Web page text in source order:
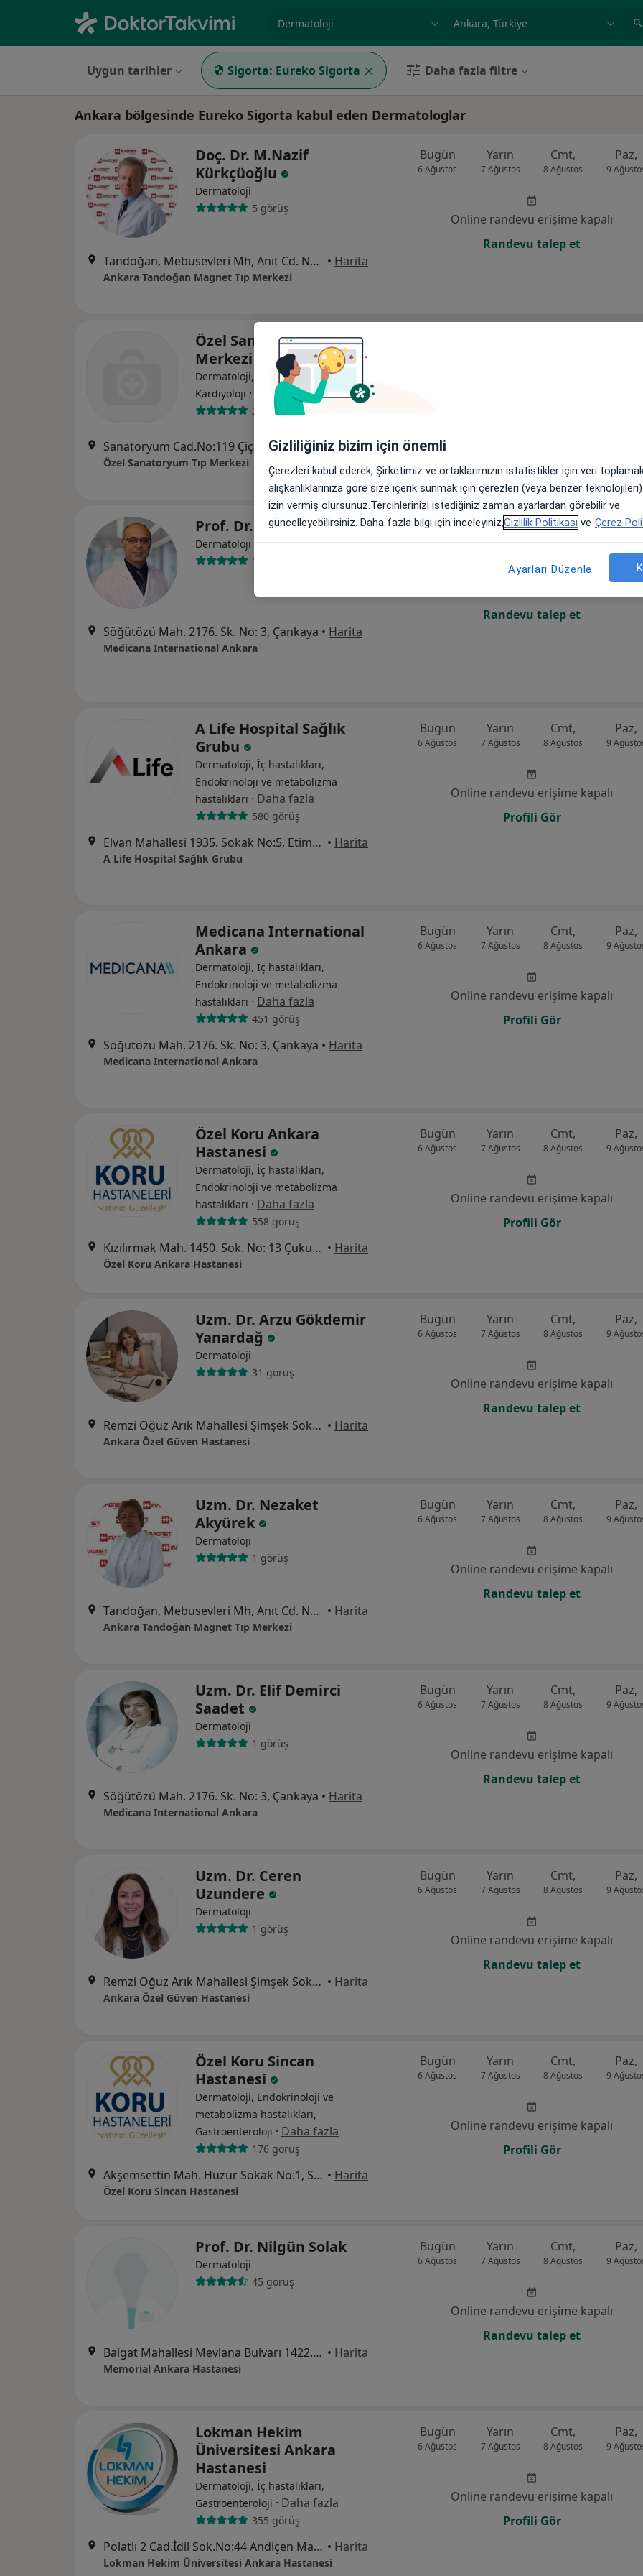
Uygun tarihler Sigorta: Eureko Sigorta Daha fazla filtre
Ankara bölgesinde Eureko Sigorta kabul eden Dermatologlar
Doç. Dr. M.Nazif
Kürkçüoğlu
Dermatoloji
5 görüş
Tandoğan, Mebusevleri Mh, Anıt Cd. No:12 Çankaya, Ankara • Harita
Ankara Tandoğan Magnet Tıp Merkezi
Bugün
6 Ağustos
Yarın
7 Ağustos
Cmt,
8 Ağustos
Paz,
9
Online randevu erişime kapalı
Randevu talep et
Özel Sanatoryum Tıp
Merkezi
Dermatoloji, İç hastalıkları,
Kardiyoloji · Daha fazla
2 görüş
Sanatoryum Cad.No:119 Çiçeçekli Mah., Ankara • Harita
Özel Sanatoryum Tıp Merkezi
Prof. Dr. Ahmet Akar
Dermatoloji
1 görüş
Söğütözü Mah. 2176. Sk. No: 3, Çankaya • Harita
Medicana International Ankara
Bugün Yarın Cmt, Paz,
Randevu talep et
A Life Hospital Sağlık
Grubu
Dermatoloji, İç hastalıkları,
Endokrinoloji ve metabolizma
hastalıkları · Daha fazla
580 görüş
Elvan Mahallesi 1935. Sokak No:5, Etimesgut • Harita
A Life Hospital Sağlık Grubu
Bugün
6 Ağustos
Yarın
7 Ağustos
Cmt,
8 Ağustos
Paz,
9
Online randevu erişime kapalı
Profili Gör
Medicana International
Ankara
Dermatoloji, İç hastalıkları,
Endokrinoloji ve metabolizma
hastalıkları · Daha fazla
451 görüş
Söğütözü Mah. 2176. Sk. No: 3, Çankaya • Harita
Medicana International Ankara
Bugün
6 Ağustos
Yarın
7 Ağustos
Cmt,
8 Ağustos
Paz,
9
Online randevu erişime kapalı
Profili Gör
Özel Koru Ankara
Hastanesi
Dermatoloji, İç hastalıkları,
Endokrinoloji ve metabolizma
hastalıkları · Daha fazla
558 görüş
Kızılırmak Mah. 1450. Sok. No: 13 Çukurambar, Ankara • Harita
Özel Koru Ankara Hastanesi
Bugün
6 Ağustos
Yarın
7 Ağustos
Cmt,
8 Ağustos
Paz,
9
Online randevu erişime kapalı
Profili Gör
Uzm. Dr. Arzu Gökdemir
Yanardağ
Dermatoloji
31 görüş
Remzi Oğuz Arık Mahallesi Şimşek Sokak No:29 Kavaklıdere, Çankaya • Harita
Ankara Özel Güven Hastanesi
Bugün
6 Ağustos
Yarın
7 Ağustos
Cmt,
8 Ağustos
Paz,
9
Online randevu erişime kapalı
Randevu talep et
Uzm. Dr. Nezaket
Akyürek
Dermatoloji
1 görüş
Tandoğan, Mebusevleri Mh, Anıt Cd. No:12 Çankaya, Ankara • Harita
Ankara Tandoğan Magnet Tıp Merkezi
Bugün
6 Ağustos
Yarın
7 Ağustos
Cmt,
8 Ağustos
Paz,
9
Online randevu erişime kapalı
Randevu talep et
Uzm. Dr. Elif Demirci
Saadet
Dermatoloji
1 görüş
Söğütözü Mah. 2176. Sk. No: 3, Çankaya • Harita
Medicana International Ankara
Bugün
6 Ağustos
Yarın
7 Ağustos
Cmt,
8 Ağustos
Paz,
9
Online randevu erişime kapalı
Randevu talep et
Uzm. Dr. Ceren
Uzundere
Dermatoloji
1 görüş
Remzi Oğuz Arık Mahallesi Şimşek Sokak No:29 Kavaklıdere, Çankaya • Harita
Ankara Özel Güven Hastanesi
Bugün
6 Ağustos
Yarın
7 Ağustos
Cmt,
8 Ağustos
Paz,
9
Online randevu erişime kapalı
Randevu talep et
Özel Koru Sincan
Hastanesi
Dermatoloji, Endokrinoloji ve
metabolizma hastalıkları,
Gastroenteroloji · Daha fazla
176 görüş
Akşemsettin Mah. Huzur Sokak No:1, Sincan • Harita
Özel Koru Sincan Hastanesi
Bugün
6 Ağustos
Yarın
7 Ağustos
Cmt,
8 Ağustos
Paz,
9
Online randevu erişime kapalı
Profili Gör
Prof. Dr. Nilgün Solak
Dermatoloji
45 görüş
Balgat Mahallesi Mevlana Bulvarı 1422.Sokak No:4, Çankaya • Harita
Memorial Ankara Hastanesi
Bugün
6 Ağustos
Yarın
7 Ağustos
Cmt,
8 Ağustos
Paz,
9
Online randevu erişime kapalı
Randevu talep et
Lokman Hekim
Üniversitesi Ankara
Hastanesi
Dermatoloji, İç hastalıkları,
Gastroenteroloji · Daha fazla
355 görüş
Polatlı 2 Cad.İdil Sok.No:44 Andiçen Mah., Sincan • Harita
Lokman Hekim Üniversitesi Ankara Hastanesi
Bugün
6 Ağustos
Yarın
7 Ağustos
Cmt,
8 Ağustos
Paz,
9
Online randevu erişime kapalı
Profili Gör
Gizliliğiniz bizim için önemli
Çerezleri kabul ederek, Şirketimiz ve ortaklarımızın istatistikler için veri
alışkanlıklarınıza göre size içerik sunmak için çerezleri (veya benzer
izin vermiş olursunuz.Tercihlerinizi istediğiniz zaman ayarlardan görebilir ve
güncelleyebilirsiniz. Daha fazla bilgi için inceleyiniz,Gizlilik Politikası ve Çerez
Ayarları Düzenle